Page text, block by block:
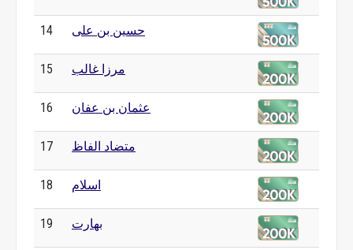
14 حسین بن علی
15 مرزا غالب
16 عثمان بن عفان
17 متضاد الفاظ
18 اسلام
19 بھارت